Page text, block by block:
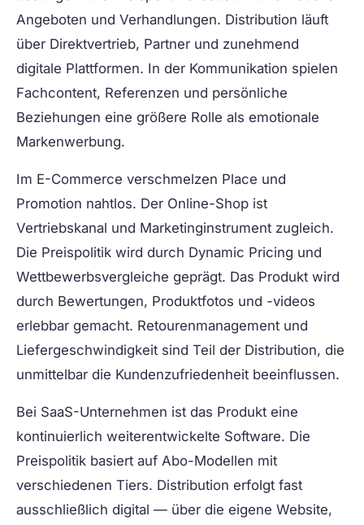
Angeboten und Verhandlungen. Distribution läuft
über Direktvertrieb, Partner und zunehmend
digitale Plattformen. In der Kommunikation spielen
Fachcontent, Referenzen und persönliche
Beziehungen eine größere Rolle als emotionale
Markenwerbung.
Im E-Commerce verschmelzen Place und
Promotion nahtlos. Der Online-Shop ist
Vertriebskanal und Marketinginstrument zugleich.
Die Preispolitik wird durch Dynamic Pricing und
Wettbewerbsvergleiche geprägt. Das Produkt wird
durch Bewertungen, Produktfotos und -videos
erlebbar gemacht. Retourenmanagement und
Liefergeschwindigkeit sind Teil der Distribution, die
unmittelbar die Kundenzufriedenheit beeinflussen.
Bei SaaS-Unternehmen ist das Produkt eine
kontinuierlich weiterentwickelte Software. Die
Preispolitik basiert auf Abo-Modellen mit
verschiedenen Tiers. Distribution erfolgt fast
ausschließlich digital — über die eigene Website,